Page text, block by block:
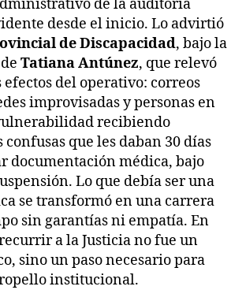
de la auditoría
desde el inicio. Lo advirtió
de Discapacidad, bajo la
Tatiana Antúnez, que relevó
del operativo: correos
improvisadas y personas en
recibiendo
que les daban 30 días
documentación médica, bajo
Lo que debía ser una
se transformó en una carrera
sin garantías ni empatía. En
a la Justicia no fue un
sino un paso necesario para
institucional.